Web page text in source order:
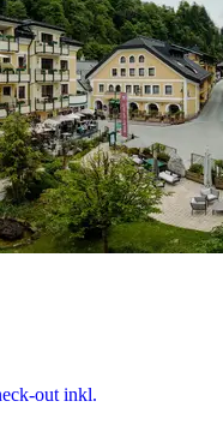
out inkl.